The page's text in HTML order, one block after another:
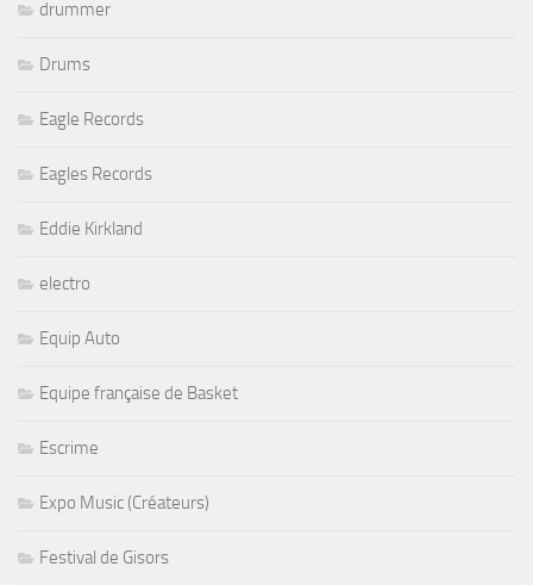
drummer
Drums
Eagle Records
Eagles Records
Eddie Kirkland
electro
Equip Auto
Equipe française de Basket
Escrime
Expo Music (Créateurs)
Festival de Gisors